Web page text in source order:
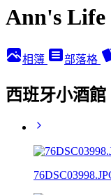
Ann's Life
相簿 部落格
西班牙小酒館